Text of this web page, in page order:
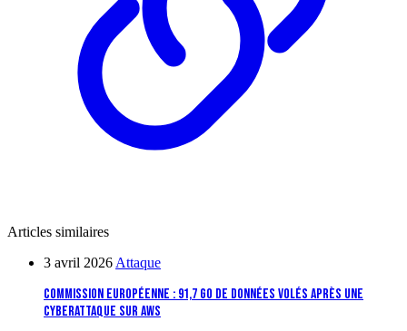
Articles similaires
3 avril 2026Attaque
Commission européenne : 91,7 Go de données volés après une
cyberattaque sur AWS